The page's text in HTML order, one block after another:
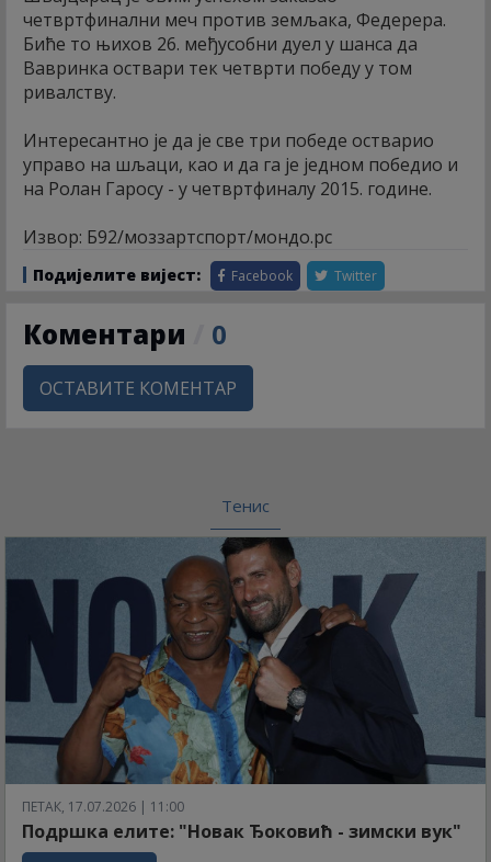
четвртфинални меч против земљака, Федерера.
Биће то њихов 26. међусобни дуел у шанса да
Вавринка оствари тек четврти победу у том
ривалству.
Интересантно је да је све три победе остварио
управо на шљаци, као и да га је једном победио и
на Ролан Гаросу - у четвртфиналу 2015. године.
Извор: Б92/моззартспорт/мондо.рс
Подијелите вијест: Facebook Twitter
Коментари 0
ОСТАВИТЕ КОМЕНТАР
Тенис
ПЕТАК, 17.07.2026 | 11:00
Подршка елите: "Новак Ђоковић - зимски вук"